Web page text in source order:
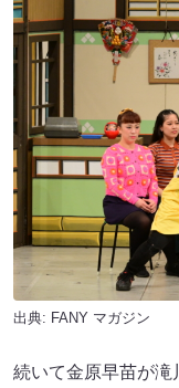
出典: FANY マガジン
続いて金原早苗が滝